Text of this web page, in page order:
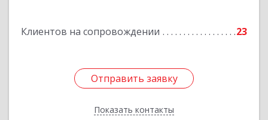
Клиентов на сопровождении 23
Отправить заявку
Показать контакты
Подробнее
Отправить заявку
Назад